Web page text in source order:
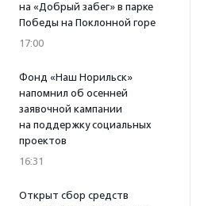
на «Добрый забег» в парке
Победы на Поклонной горе
17:00
Фонд «Наш Норильск»
напомнил об осенней
заявочной кампании
на поддержку социальных
проектов
16:31
Открыт сбор средств